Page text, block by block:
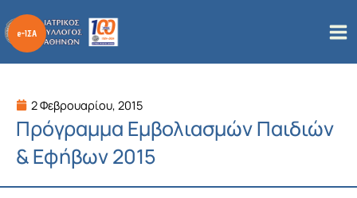
στο
περιεχόμενο
2 Φεβρουαρίου, 2015
Πρόγραμμα Εμβολιασμών Παιδιών
& Εφήβων 2015